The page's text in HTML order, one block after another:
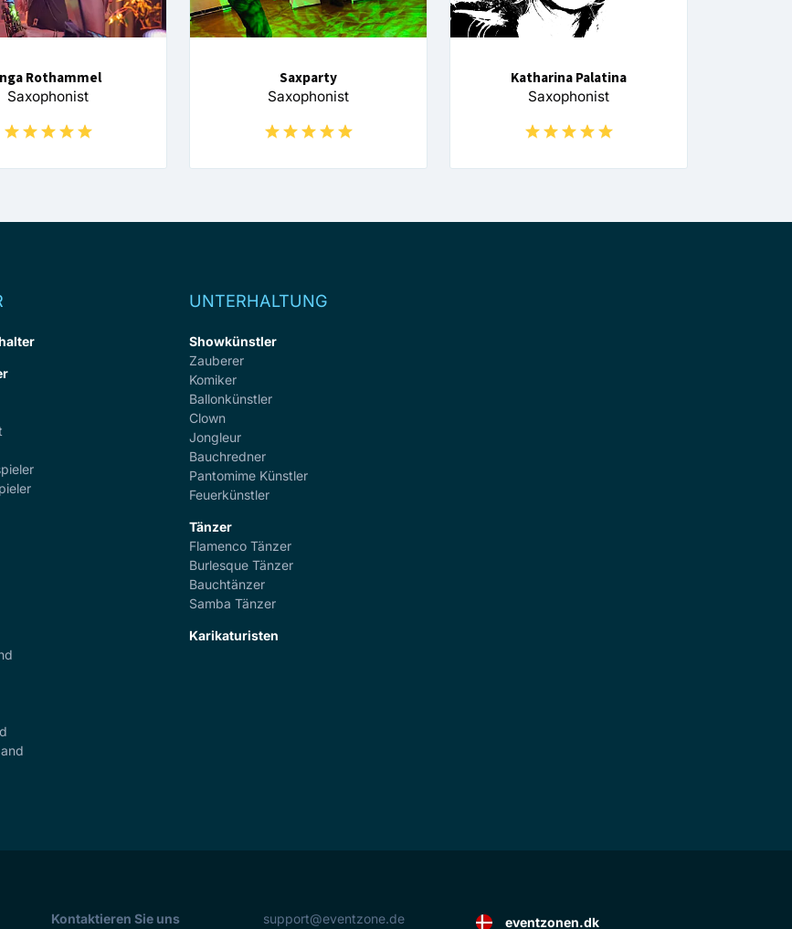
Rothammel
Saxophonist
Saxparty
Saxophonist
Katharina Palatina
Saxophonist
UNTERHALTUNG
Showkünstler
Zauberer
Komiker
Ballonkünstler
Clown
Jongleur
Bauchredner
Pantomime Künstler
Feuerkünstler
Tänzer
Flamenco Tänzer
Burlesque Tänzer
Bauchtänzer
Samba Tänzer
Karikaturisten
Kontaktieren Sie uns support@eventzone.de eventzonen.dk